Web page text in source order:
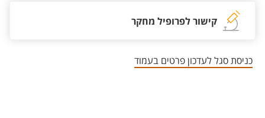
קישור לפרופיל מחקר
כניסת סגל לעדכון פרטים בעמוד